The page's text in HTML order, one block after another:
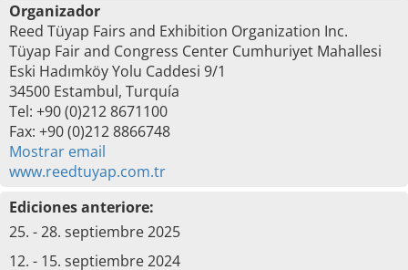
Organizador
Reed Tüyap Fairs and Exhibition Organization Inc.
Tüyap Fair and Congress Center Cumhuriyet Mahallesi
Eski Hadımköy Yolu Caddesi 9/1
34500 Estambul, Turquía
Tel: +90 (0)212 8671100
Fax: +90 (0)212 8866748
Mostrar email
www.reedtuyap.com.tr
Ediciones anteriore:
25. - 28. septiembre 2025
12. - 15. septiembre 2024